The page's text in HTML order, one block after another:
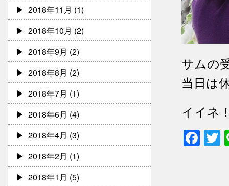
サムの
当日は
イイネ
2018年11月 (1)
2018年10月 (2)
2018年9月 (2)
2018年8月 (2)
2018年7月 (1)
2018年6月 (4)
2018年4月 (3)
2018年2月 (1)
2018年1月 (5)